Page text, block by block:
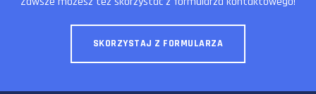
SKORZYSTAJ Z FORMULARZA